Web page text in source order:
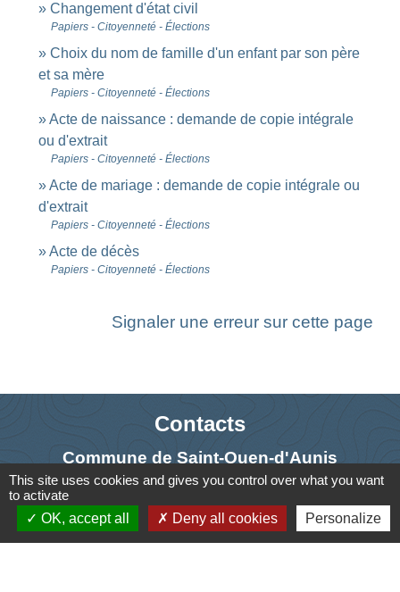
Changement d'état civil
Papiers - Citoyenneté - Élections
Choix du nom de famille d'un enfant par son père
et sa mère
Papiers - Citoyenneté - Élections
Acte de naissance : demande de copie intégrale
ou d'extrait
Papiers - Citoyenneté - Élections
Acte de mariage : demande de copie intégrale ou
d'extrait
Papiers - Citoyenneté - Élections
Acte de décès
Papiers - Citoyenneté - Élections
Signaler une erreur sur cette page
Contacts
Commune de Saint-Ouen-d'Aunis
61 rue Marie Louise Cardin
17230 Saint-Ouen-d'Aunis - FRANCE
+33 5 46 01 40 64
This site uses cookies and gives you control over what you want
to activate
OK, accept all
Deny all cookies Personalize